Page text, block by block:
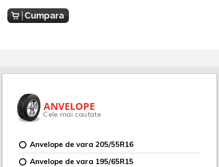
Cumpara
ANVELOPE
Cele mai cautate
Anvelope de vara 205/55R16
Anvelope de vara 195/65R15